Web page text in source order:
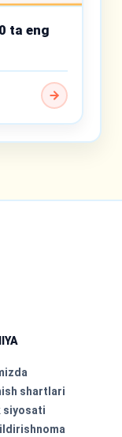
ta eng
shartlari
siyosati